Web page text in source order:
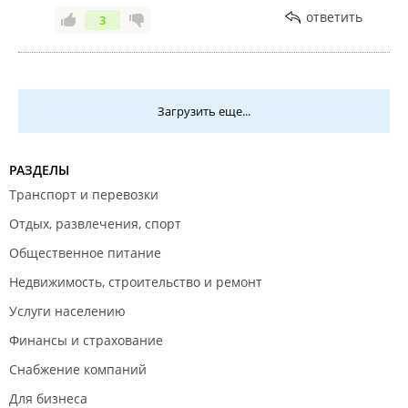
3 ответить
Загрузить еще...
РАЗДЕЛЫ
Транспорт и перевозки
Отдых, развлечения, спорт
Общественное питание
Недвижимость, строительство и ремонт
Услуги населению
Финансы и страхование
Снабжение компаний
Для бизнеса